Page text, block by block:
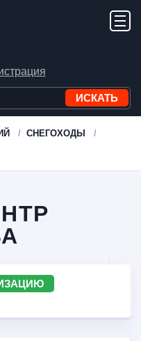
СНЕГОХОДЫ